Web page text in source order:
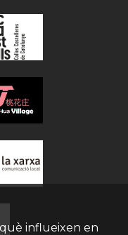
influeixen en